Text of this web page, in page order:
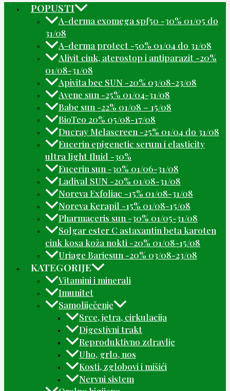
POPUSTI
A-derma exomega spf50 -30% 01/05 do
31/08
A-derma protect -50% 01/04 do 31/08
Alivit cink, aterostop i antiparazit -20%
01/08-31/08
Apivita bee SUN -20% 03/08-23/08
Avene sun -25% 01/04-31/08
Babe sun -22% 01/08 – 15/08
BioTeo 20% 05/08-17/08
Ducray Melascreen -25% 01/04 do 31/08
Eucerin epigenetic serum i elasticity
ultra light fluid -30%
Eucerin sun -30% 01/06-31/08
Ladival SUN -20% 01/08-31/08
Noreva Exfoliac -15% 01/08-31/08
Noreva Kerapil -15% 01/08-15/08
Pharmaceris sun -30% 01/05-31/08
Solgar ester C astaxantin beta karoten
cink kosa koža nokti -20% 01/08-15/08
Uriage Bariesun -20% 03/08-23/08
KATEGORIJE
Vitamini i minerali
Imunitet
Samoliječenje
Srce, jetra, cirkulacija
Digestivni trakt
Reproduktivno zdravlje
Uho, grlo, nos
Kosti, zglobovi i mišići
Nervni sistem